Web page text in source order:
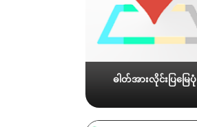
ဓါတ်အားလိုင်းပြမြေပုံ